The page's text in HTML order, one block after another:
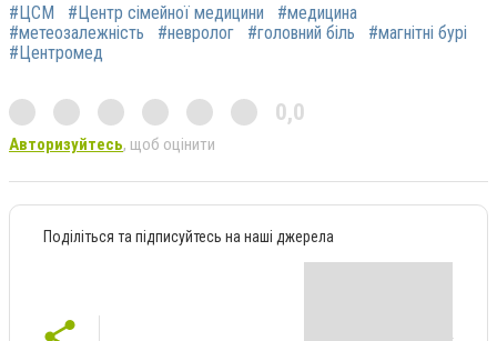
#ЦСМ #Центр сімейної медицини
#медицина
#метеозалежність
#невролог #головний біль
#магнітні бурі
#Центромед
0,0
Авторизуйтесь, щоб оцінити
Поділіться та підписуйтесь на наші джерела